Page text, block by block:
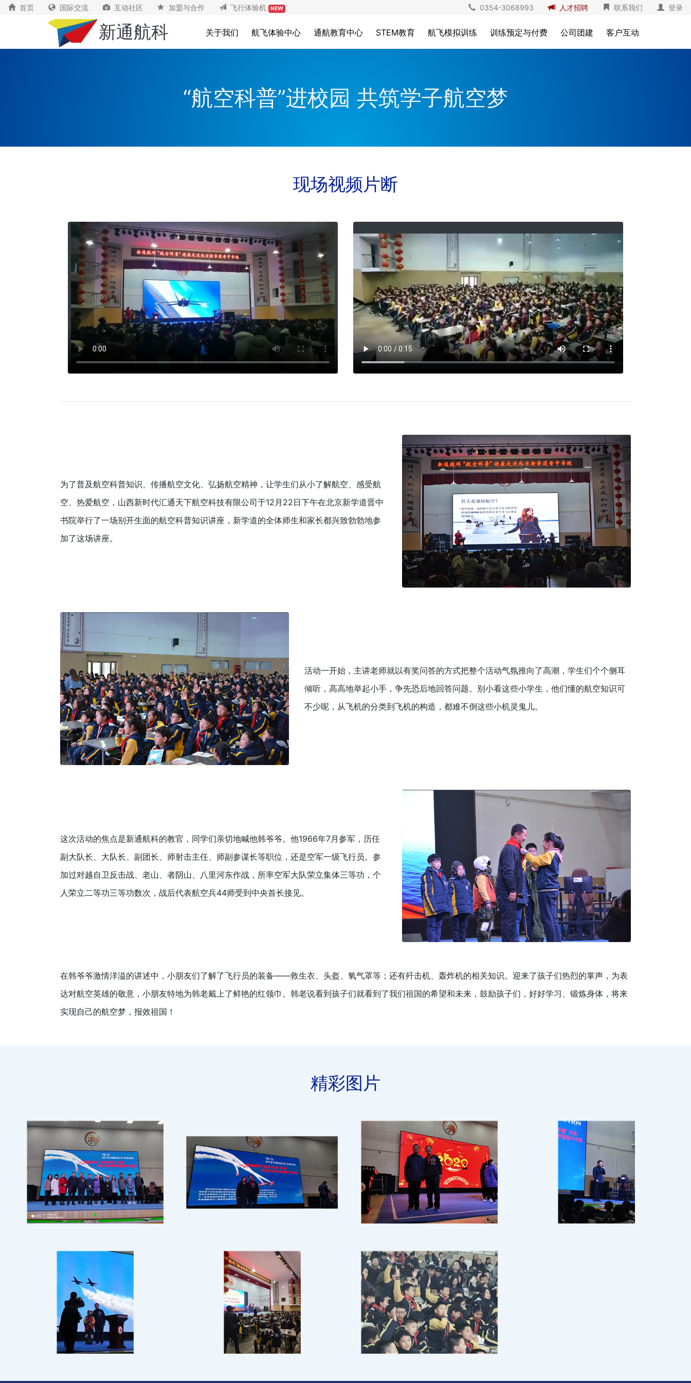
首页 国际交流 互动社区 加盟与合作 飞行体验机 NEW 0354-3068993 人才招聘 联系我们 登录
新通航科 关于我们 航飞体验中心 通航教育中心 STEM教育 航飞模拟训练 训练预定与付费 公司团建 客户互动
“航空科普”进校园 共筑学子航空梦
现场视频片断
为了普及航空科普知识、传播航空文化、弘扬航空精神，让学生们从小了解航空、感受航
空、热爱航空，山西新时代汇通天下航空科技有限公司于12月22日下午在北京新学道晋中
书院举行了一场别开生面的航空科普知识讲座，新学道的全体师生和家长都兴致勃勃地参
加了这场讲座。
活动一开始，主讲老师就以有奖问答的方式把整个活动气氛推向了高潮，学生们个个侧耳
倾听，高高地举起小手，争先恐后地回答问题。别小看这些小学生，他们懂的航空知识可
不少呢，从飞机的分类到飞机的构造，都难不倒这些小机灵鬼儿。
这次活动的焦点是新通航科的教官，同学们亲切地喊他韩爷爷。他1966年7月参军，历任
副大队长、大队长、副团长、师射击主任、师副参谋长等职位，还是空军一级飞行员。参
加过对越自卫反击战、老山、者阴山、八里河东作战，所率空军大队荣立集体三等功，个
人荣立二等功三等功数次，战后代表航空兵44师受到中央首长接见。
在韩爷爷激情洋溢的讲述中，小朋友们了解了飞行员的装备——救生衣、头盔、氧气罩等；还有歼击机、轰炸机的相关知识。迎来了孩子们热烈的掌声，为表
达对航空英雄的敬意，小朋友特地为韩老戴上了鲜艳的红领巾。韩老说看到孩子们就看到了我们祖国的希望和未来，鼓励孩子们，好好学习、锻炼身体，将来
实现自己的航空梦，报效祖国！
精彩图片